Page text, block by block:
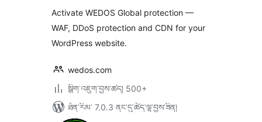
ཚང་།
Activate WEDOS Global protection —
WAF, DDoS protection and CDN for your
WordPress website.
wedos.com
སྒྲིག་འཇུག་བྱས་ཚད། 500+
ཐོན་རིམ་ 7.0.3 ནང་དུ་ཚོད་ལྟ་བྱས་ཟིན།